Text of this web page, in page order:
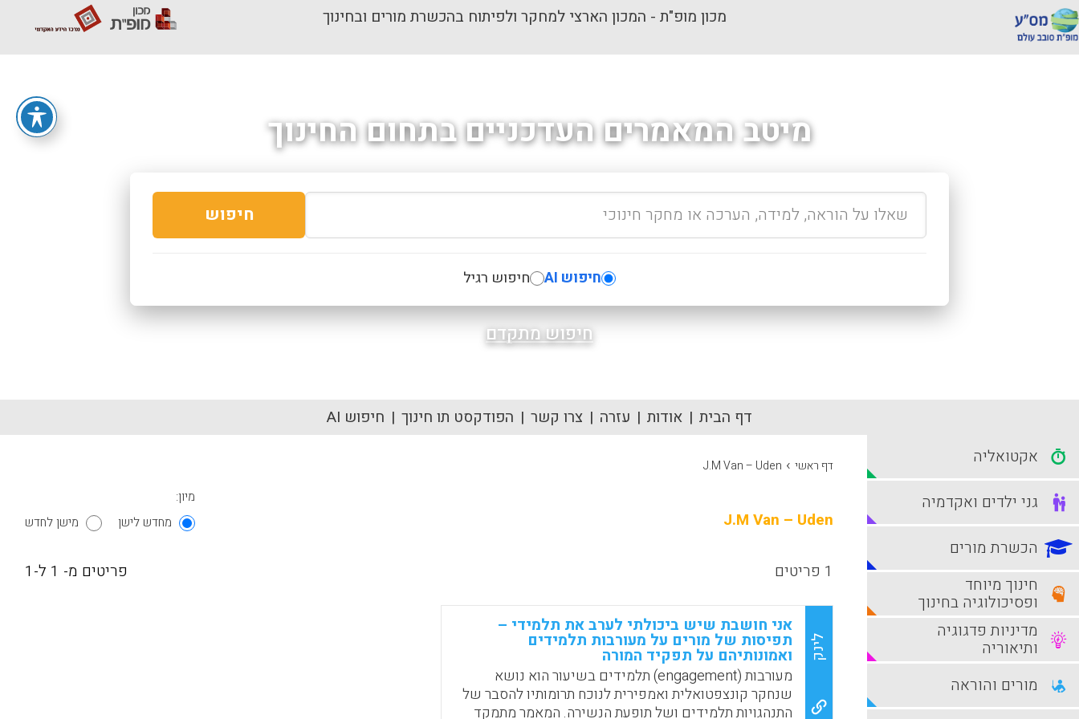
מכון מופ"ת - המכון הארצי למחקר ולפיתוח בהכשרת מורים ובחינוך
מיטב המאמרים העדכניים בתחום החינוך
חיפוש
חיפוש AI חיפוש רגיל
חיפוש מתקדם
דף הבית אודות עזרה צרו קשר הפודקסט תו חינוך חיפוש AI
דף ראשי ›
J.M Van – Uden
J.M Van – Uden
מיון:
מחדש לישן
מישן לחדש
1 פריטים פריטים מ- 1 ל-1
לינק
אני חושבת שיש ביכולתי לערב את תלמידי –
תפיסות של מורים על מעורבות תלמידים
ואמונותיהם על תפקיד המורה
מעורבות (engagement) תלמידים בשיעור הוא נושא
שנחקר קונצפטואלית ואמפירית לנוכח תרומותיו להסבר של
התנהגויות תלמידים ושל תופעת הנשירה. המאמר מתמקד
אקטואליה
גני ילדים ואקדמיה
הכשרת מורים
חינוך מיוחד
ופסיכולוגיה בחינוך
מדיניות פדגוגיה
ותיאוריה
מורים והוראה